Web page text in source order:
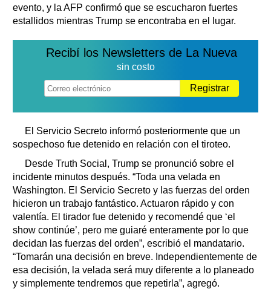
evento, y la AFP confirmó que se escucharon fuertes
estallidos mientras Trump se encontraba en el lugar.
Recibí los Newsletters de La Nueva
sin costo
Registrar
El Servicio Secreto informó posteriormente que un
sospechoso fue detenido en relación con el tiroteo.
Desde Truth Social, Trump se pronunció sobre el
incidente minutos después. “Toda una velada en
Washington. El Servicio Secreto y las fuerzas del orden
hicieron un trabajo fantástico. Actuaron rápido y con
valentía. El tirador fue detenido y recomendé que ‘el
show continúe’, pero me guiaré enteramente por lo que
decidan las fuerzas del orden”, escribió el mandatario.
“Tomarán una decisión en breve. Independientemente de
esa decisión, la velada será muy diferente a lo planeado
y simplemente tendremos que repetirla”, agregó.